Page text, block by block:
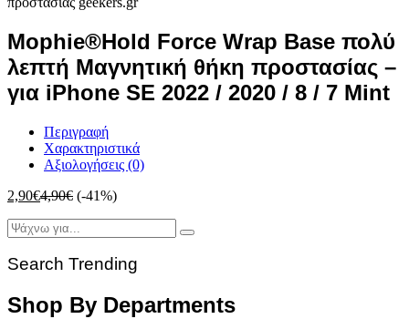
Mophie®Hold Force Wrap Base πολύ
λεπτή Μαγνητική θήκη προστασίας –
για iPhone SE 2022 / 2020 / 8 / 7 Mint
Περιγραφή
Χαρακτηριστικά
Αξιολογήσεις (0)
2,90€4,90€ (-41%)
Search Trending
Shop By Departments